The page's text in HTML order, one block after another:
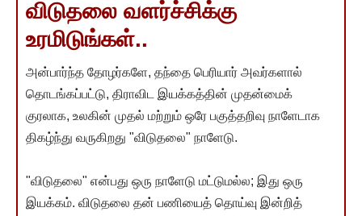
விடுதலை வளர்ச்சிக்கு
உரமிடுங்கள்..
அன்பார்ந்த தோழர்களே, தந்தை பெரியார் அவர்களால்
தொடங்கப்பட்டு, திராவிட இயக்கத்தின் முதன்மைக்
குரலாக, உலகின் முதல் மற்றும் ஒரே பகுத்தறிவு நாளேடாக
திகழ்ந்து வருகிறது "விடுதலை" நாளேடு.
"விடுதலை" என்பது ஒரு நாளேடு மட்டுமல்ல; இது ஒரு
இயக்கம். விடுதலை தன் பணியைத் தொய்வு இன்றித்